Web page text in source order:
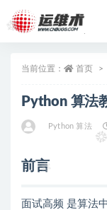
当前位置： 首页
Python 算法
Python 算法
前言
面试高频 是算法